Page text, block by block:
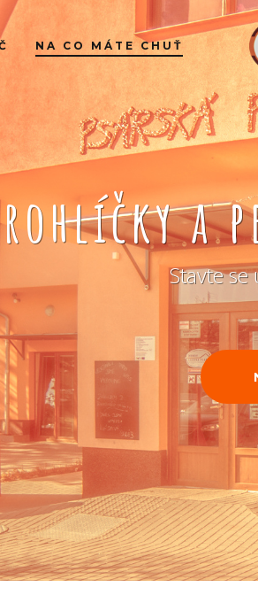
NA CO MÁTE CHUŤ
a
Stavte se